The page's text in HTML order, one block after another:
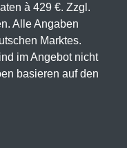
à 429 €. Zzgl.
Alle Angaben
Marktes.
im Angebot nicht
basieren auf den